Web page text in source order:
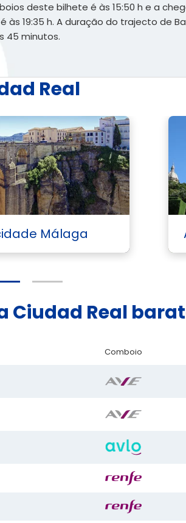
deste bilhete é às 15:50 h e a
às 19:35 h. A duração do trajecto de
45 minutos.
Real
Málaga
Ciudad Real
Comboio